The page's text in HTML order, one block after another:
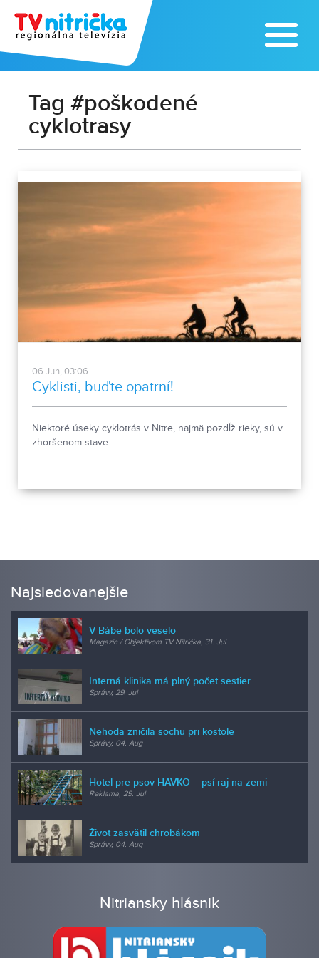
Tag #poškodené
cyklotrasy
06.Jun, 03:06
Cyklisti, buďte opatrní!
Niektoré úseky cyklotrás v Nitre, najmä pozdĺž rieky, sú v
zhoršenom stave.
Najsledovanejšie
V Bábe bolo veselo
Magazín / Objektívom TV Nitrička, 31. Jul
Interná klinika má plný počet sestier
Správy, 29. Jul
Nehoda zničila sochu pri kostole
Správy, 04. Aug
Hotel pre psov HAVKO – psí raj na zemi
Reklama, 29. Jul
Život zasvätil chrobákom
Správy, 04. Aug
Nitriansky hlásnik